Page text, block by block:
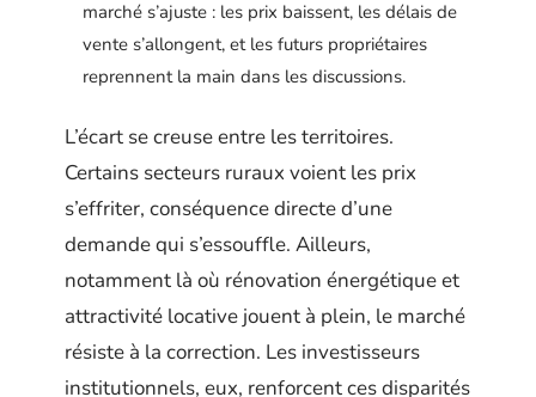
marché s’ajuste : les prix baissent, les délais de
vente s’allongent, et les futurs propriétaires
reprennent la main dans les discussions.
L’écart se creuse entre les territoires.
Certains secteurs ruraux voient les prix
s’effriter, conséquence directe d’une
demande qui s’essouffle. Ailleurs,
notamment là où rénovation énergétique et
attractivité locative jouent à plein, le marché
résiste à la correction. Les investisseurs
institutionnels, eux, renforcent ces disparités